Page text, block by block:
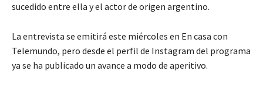
sucedido entre ella y el actor de origen argentino.
La entrevista se emitirá este miércoles en En casa con
Telemundo, pero desde el perfil de Instagram del programa
ya se ha publicado un avance a modo de aperitivo.